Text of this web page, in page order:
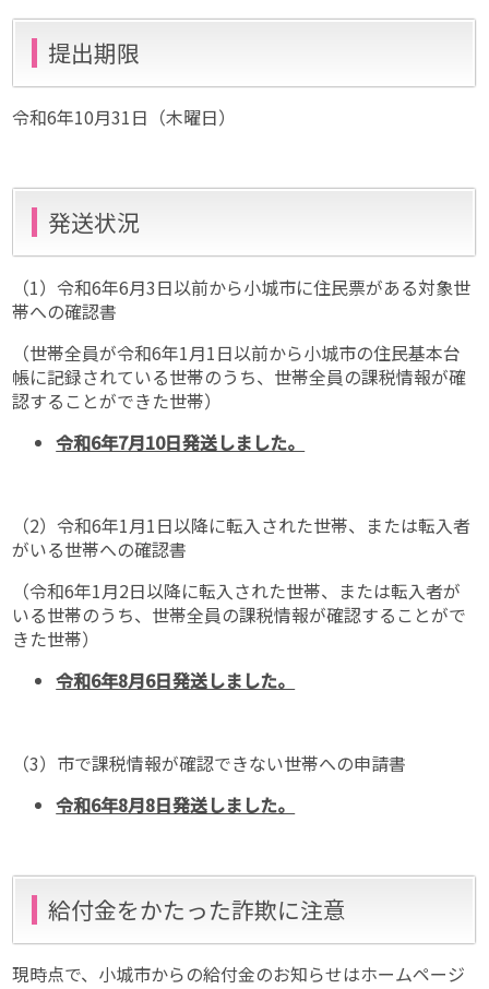
提出期限
令和6年10月31日（木曜日）
発送状況
（1）令和6年6月3日以前から小城市に住民票がある対象世
帯への確認書
（世帯全員が令和6年1月1日以前から小城市の住民基本台
帳に記録されている世帯のうち、世帯全員の課税情報が確
認することができた世帯）
令和6年7月10日発送しました。
（2）令和6年1月1日以降に転入された世帯、または転入者
がいる世帯への確認書
（令和6年1月2日以降に転入された世帯、または転入者が
いる世帯のうち、世帯全員の課税情報が確認することがで
きた世帯）
令和6年8月6日発送しました。
（3）市で課税情報が確認できない世帯への申請書
令和6年8月8日発送しました。
給付金をかたった詐欺に注意
現時点で、小城市からの給付金のお知らせはホームページ